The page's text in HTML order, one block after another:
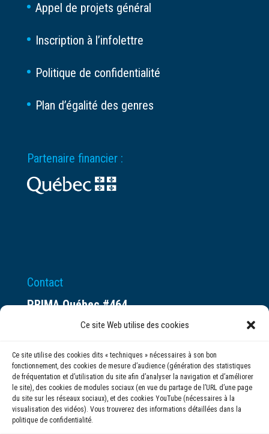
Ce site Web utilise des cookies
Ce site utilise des cookies dits « techniques » nécessaires à son bon
fonctionnement, des cookies de mesure d’audience (génération des statistiques
de fréquentation et d’utilisation du site afin d’analyser la navigation et d’améliorer
le site), des cookies de modules sociaux (en vue du partage de l’URL d’une page
du site sur les réseaux sociaux), et des cookies YouTube (nécessaires à la
visualisation des vidéos). Vous trouverez des informations détaillées dans la
politique de confidentialité.
Appel de projets général
Inscription à l’infolettre
Politique de confidentialité
Plan d’égalité des genres
Partenaire financier :
Contact
PRIMA Québec #464
Espace ax.c
Montréal (QC) H3C 0B4
(514) 284-0211